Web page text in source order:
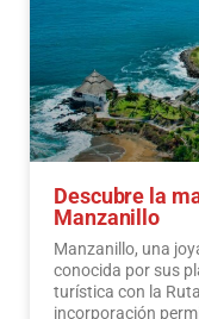
Descubre la
Manzanillo
Manzanillo, una
conocida por sus
turística con la
incorporación